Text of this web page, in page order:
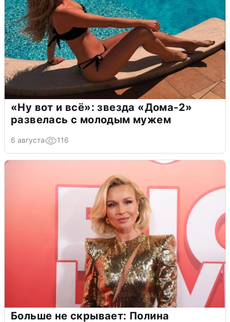
«Ну вот и всё»: звезда «Дома-2»
развелась с молодым мужем
6 августа 116
Больше не скрывает: Полина